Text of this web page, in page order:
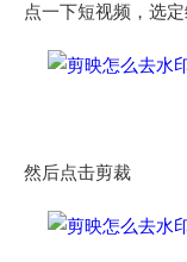
点一下短视频，选
然后点击剪裁